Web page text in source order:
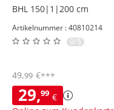
BHL 150|1|200 cm
Artikelnummer : 40810214
0/5
29,99 €
49,99 €***